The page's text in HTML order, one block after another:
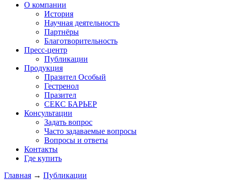
О компании
История
Научная деятельность
Партнёры
Благотворительность
Пресс-центр
Публикации
Продукция
Празител Особый
Гестренол
Празител
СЕКС БАРЬЕР
Консультации
Задать вопрос
Часто задаваемые вопросы
Вопросы и ответы
Контакты
Где купить
Главная → Публикации